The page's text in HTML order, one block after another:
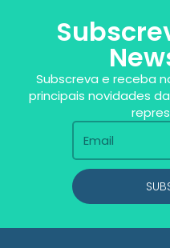
Subscreva e receba
principais novidades